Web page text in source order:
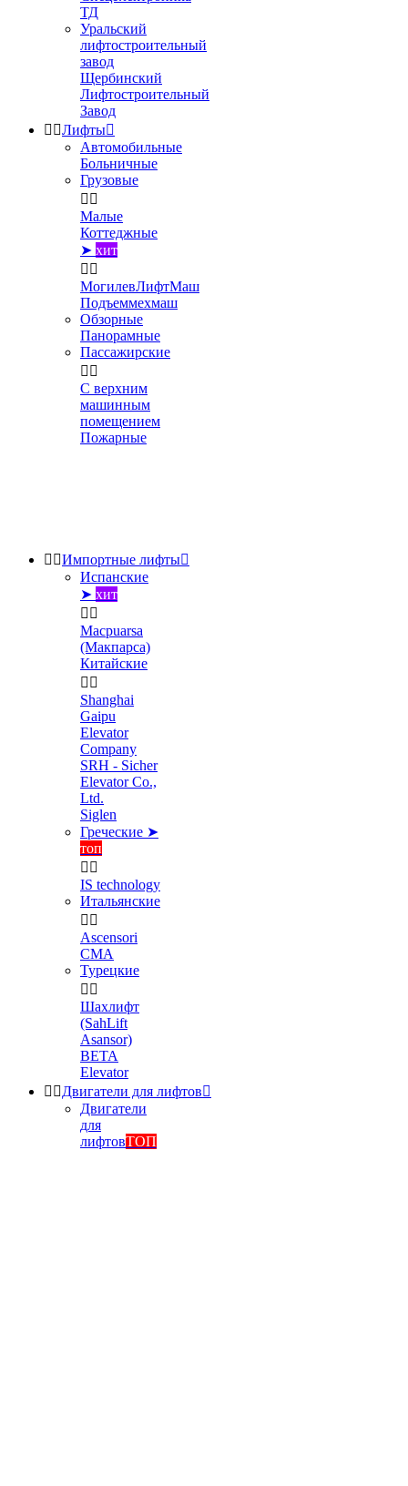
ТД
Уральский
лифтостроительный
завод
Щербинский
Лифтостроительный
Завод
 Лифты
Автомобильные
Больничные
Грузовые
 
Малые
Коттеджные
➤ хит
 
МогилевЛифтМаш
Подъеммехмаш
Обзорные
Панорамные
Пассажирские
 
С верхним
машинным
помещением
Пожарные
 Импортные лифты
Испанские
➤ хит
 
Macpuarsa
(Макпарса)
Китайские
 
Shanghai
Gaipu
Elevator
Company
SRH - Sicher
Elevator Co.,
Ltd.
Siglen
Греческие ➤
топ
 
IS technology
Итальянские
 
Ascensori
CMA
Турецкие
 
Шахлифт
(SahLift
Asansor)
BETA
Elevator
 Двигатели для лифтов
Двигатели
для
лифтовТОП